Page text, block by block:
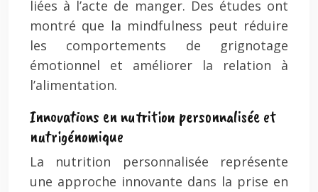
liées à l’acte de manger. Des études ont
montré que la mindfulness peut réduire
les comportements de grignotage
émotionnel et améliorer la relation à
l’alimentation.
Innovations en nutrition personnalisée et
nutrigénomique
La nutrition personnalisée représente
une approche innovante dans la prise en